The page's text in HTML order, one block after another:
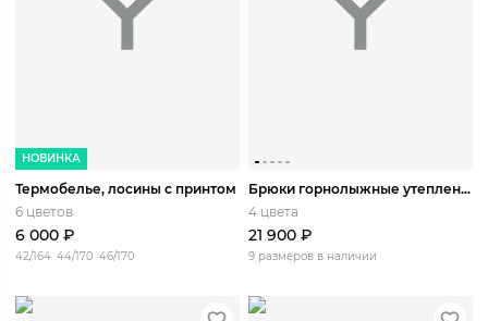
НОВИНКА
Термобелье, лосины с принтом
6 цветов
6 000 ₽
42/164 44/170 46/170
Брюки горнолыжные утепленные классические Чегет
4 цвета
21 900 ₽
9 размеров в наличии